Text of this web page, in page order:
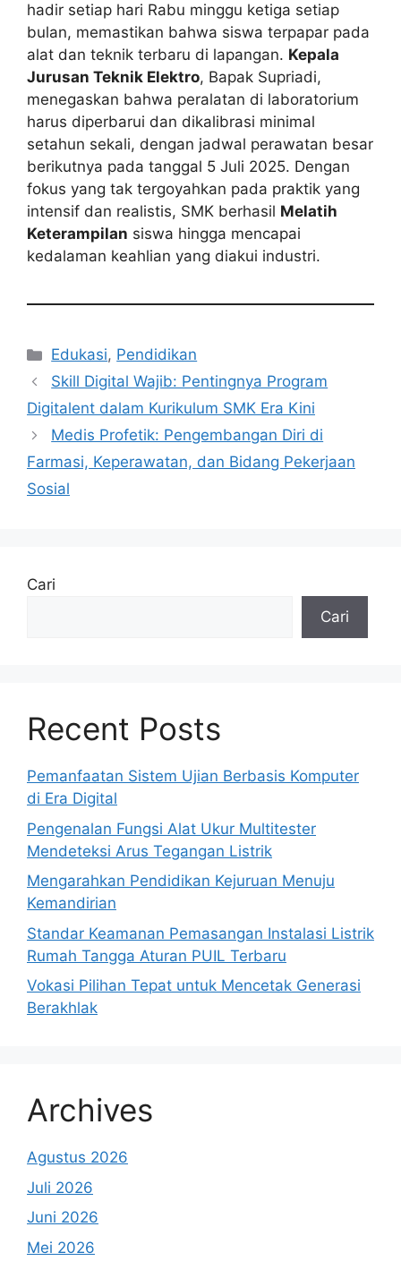
hadir setiap hari Rabu minggu ketiga setiap
bulan, memastikan bahwa siswa terpapar pada
alat dan teknik terbaru di lapangan. Kepala
Jurusan Teknik Elektro, Bapak Supriadi,
menegaskan bahwa peralatan di laboratorium
harus diperbarui dan dikalibrasi minimal
setahun sekali, dengan jadwal perawatan besar
berikutnya pada tanggal 5 Juli 2025. Dengan
fokus yang tak tergoyahkan pada praktik yang
intensif dan realistis, SMK berhasil Melatih
Keterampilan siswa hingga mencapai
kedalaman keahlian yang diakui industri.
Kategori
Edukasi, Pendidikan
Skill Digital Wajib: Pentingnya Program
Digitalent dalam Kurikulum SMK Era Kini
Medis Profetik: Pengembangan Diri di
Farmasi, Keperawatan, dan Bidang Pekerjaan
Sosial
Cari
Cari
Recent Posts
Pemanfaatan Sistem Ujian Berbasis Komputer
di Era Digital
Pengenalan Fungsi Alat Ukur Multitester
Mendeteksi Arus Tegangan Listrik
Mengarahkan Pendidikan Kejuruan Menuju
Kemandirian
Standar Keamanan Pemasangan Instalasi Listrik
Rumah Tangga Aturan PUIL Terbaru
Vokasi Pilihan Tepat untuk Mencetak Generasi
Berakhlak
Archives
Agustus 2026
Juli 2026
Juni 2026
Mei 2026